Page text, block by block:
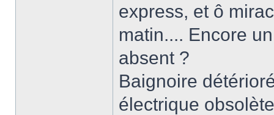
express, et ô
matin.... Encore
absent ?
Baignoire
électrique